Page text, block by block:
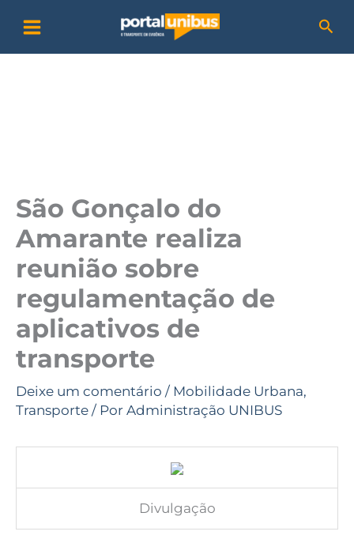
para
o
São Gonçalo do
Amarante realiza
reunião sobre
regulamentação de
aplicativos de
transporte
Deixe um comentário / Mobilidade Urbana,
Transporte / Por Administração UNIBUS
Divulgação
a